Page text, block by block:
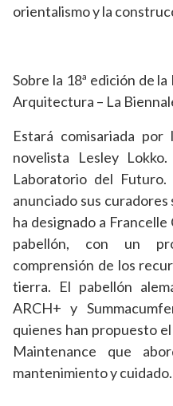
orientalismo y la
Sobre la 18ª edición de
Arquitectura – La
Estará comisariada
novelista Lesley
Laboratorio del
anunciado sus
ha designado a
pabellón, con un
comprensión de los
tierra. El pabellón
ARCH+ y
quienes han propuesto
Maintenance que
mantenimiento y cuidado.